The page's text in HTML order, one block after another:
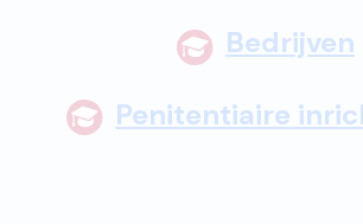
Bedrijven
Penitentiaire